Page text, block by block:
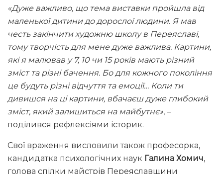
«Дуже важливо, що тема виставки пройшла від
маленької дитини до дорослої людини. Я мав
честь закінчити художню школу в Переяславі,
тому творчість для мене дуже важлива. Картини,
які я малював у 7, 10 чи 15 років мають різний
зміст та різні бачення. Бо для кожного покоління
це будуть різні відчуття та емоції… Коли ти
дивишся на ці картини, вбачаєш дуже глибокий
зміст, який залишиться на майбутнє», –
поділився рефлексіями історик.
Свої враження висловили також професорка,
кандидатка психологічних наук Галина Хомич,
голова спілки майстрів Переяславщини